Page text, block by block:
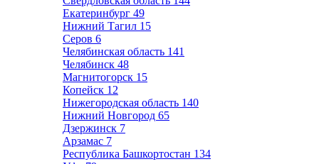
Екатеринбург 49
Нижний Тагил 15
Серов 6
Челябинская область 141
Челябинск 48
Магнитогорск 15
Копейск 12
Нижегородская область 140
Нижний Новгород 65
Дзержинск 7
Арзамас 7
Республика Башкортостан 134